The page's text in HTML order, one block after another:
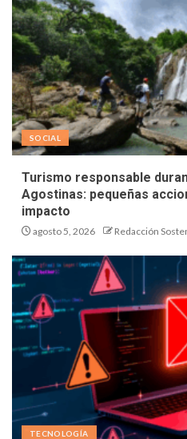
SOCIAL
Turismo responsable
Agostinas: pequeñas
impacto
agosto 5, 2026 Redacción
TECNOLOGÍA